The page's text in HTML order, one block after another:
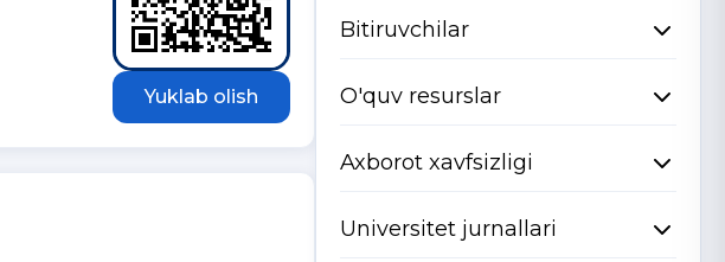
Yuklab olish
Bitiruvchilar
O'quv resurslar
Axborot xavfsizligi
Universitet jurnallari